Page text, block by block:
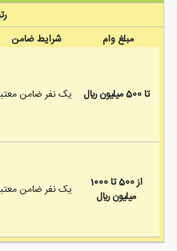
رتبه C
مبلغ وام
شرایط ضامن
يک نفر ضامن معتبر
از 500 تا 1000
ميليون ريال
يک نفر ضامن معتبر